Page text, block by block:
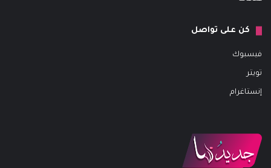
كن على تواصل
فيسبوك
تويتر
إنستاغرام